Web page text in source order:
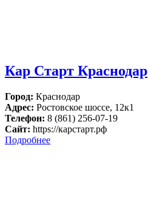
Кар Старт Краснодар
Город: Краснодар
Адрес: Ростовское шоссе, 12к1
Телефон: 8 (861) 256-07-19
Сайт: https://карстарт.рф
Подробнее